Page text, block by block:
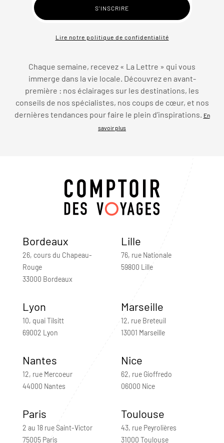
Lire notre politique de confidentialité
Chaque semaine, recevez « La Lettre » qui vous
immerge dans la vie locale. Découvrez en avant-
première : nos éclairages sur les destinations, les
conseils de nos spécialistes, nos coups de cœur, et nos
dernières tendances pour faire le plein d’inspirations.
En
savoir plus
Bordeaux
26, cours du Chapeau-
Rouge
33000 Bordeaux
Lille
76, rue Nationale
59800 Lille
Lyon
10, quai Tilsitt
69002 Lyon
Marseille
12, rue Breteuil
13001 Marseille
Nantes
12, rue Mercoeur
44000 Nantes
Nice
62, rue Gioffredo
06000 Nice
Paris
2 au 18 rue Saint-Victor
75005 Paris
Toulouse
43, rue Peyrolières
31000 Toulouse